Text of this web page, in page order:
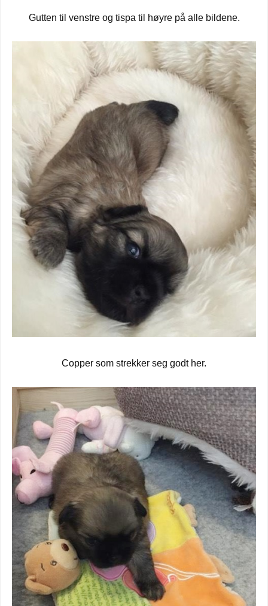
Gutten til venstre og tispa til høyre på alle bildene.
Copper som strekker seg godt her.